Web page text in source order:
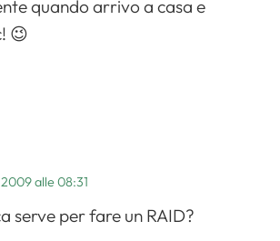
quando arrivo a casa e
😉
alle 08:31
serve per fare un RAID?